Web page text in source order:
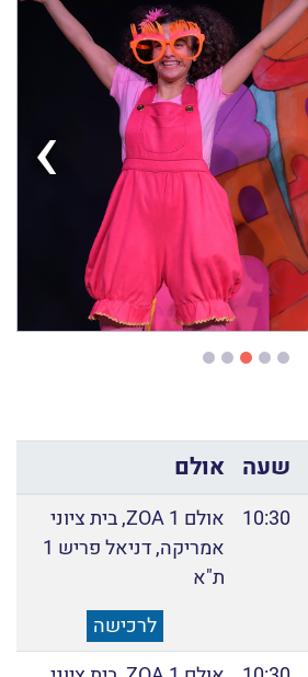
›
שעה אולם
10:30
אולם ZOA 1, בית ציוני
אמריקה, דניאל פריש 1
ת"א
לרכישה